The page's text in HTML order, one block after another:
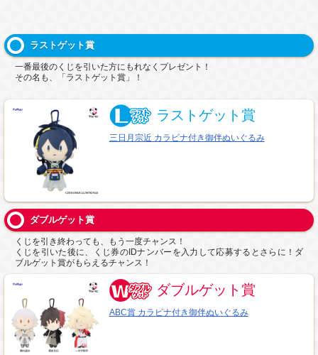
ラストゲット賞
一番最後のくじを引いた方にもれなくプレゼント！
その名も、「ラストゲット賞」！
ラストゲット賞
三日月宗近 カラビナ付き御伴ぬいぐるみ
ダブルゲット賞
くじを引き終わっても、もう一度チャンス！
くじを引いた後に、くじ券のIDナンバーを入力して応募するとさらに！ダ
ブルゲット賞がもらえるチャンス！
ダブルゲット賞
ABC賞 カラビナ付き御伴ぬいぐるみ